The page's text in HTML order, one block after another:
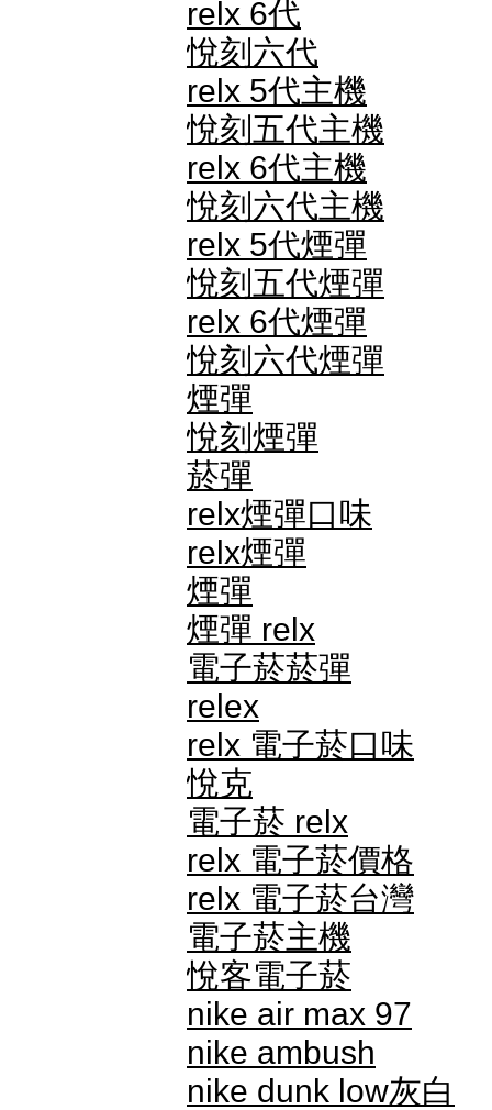
relx 6代
悅刻六代
relx 5代主機
悅刻五代主機
relx 6代主機
悅刻六代主機
relx 5代煙彈
悅刻五代煙彈
relx 6代煙彈
悅刻六代煙彈
煙彈
悅刻煙彈
菸彈
relx煙彈口味
relx煙彈
煙彈
煙彈 relx
電子菸菸彈
relex
relx 電子菸口味
悅克
電子菸 relx
relx 電子菸價格
relx 電子菸台灣
電子菸主機
悅客電子菸
nike air max 97
nike ambush
nike dunk low灰白